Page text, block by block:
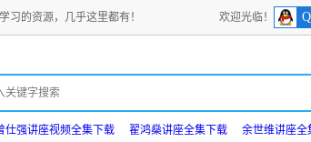
习的资源，几乎这里都有！ 欢迎光临！
仕强讲座视频全集下载 翟鸿燊讲座全集下载 余世维讲座全